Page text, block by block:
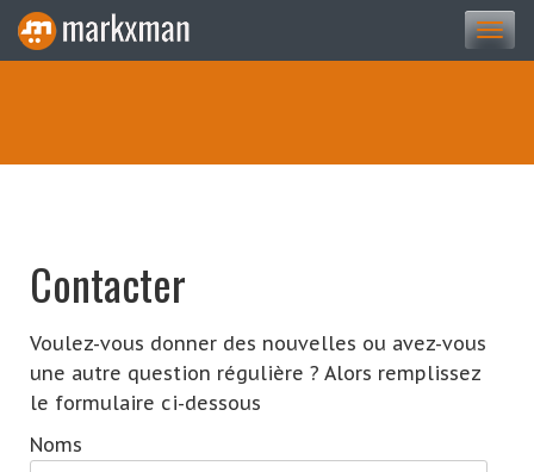
Contacter
Voulez-vous donner des nouvelles ou avez-vous
une autre question régulière ? Alors remplissez
le formulaire ci-dessous
Noms